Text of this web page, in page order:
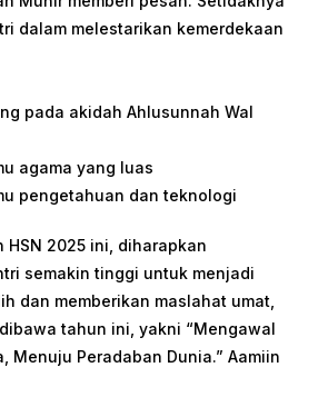
dalam melestarikan kemerdekaan
pada akidah Ahlusunnah Wal
agama yang luas
pengetahuan dan teknologi
HSN 2025 ini, diharapkan
semakin tinggi untuk menjadi
dan memberikan maslahat umat,
tahun ini, yakni “Mengawal
Menuju Peradaban Dunia.” Aamiin